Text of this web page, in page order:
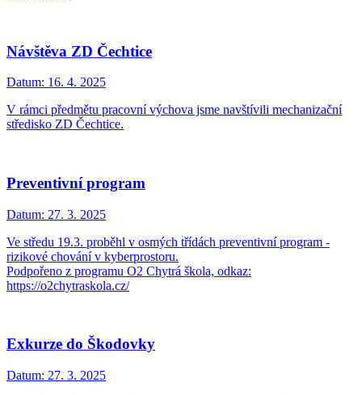
Návštěva ZD Čechtice
Datum: 16. 4. 2025
V rámci předmětu pracovní výchova jsme navštívili mechanizační
středisko ZD Čechtice.
Preventivní program
Datum: 27. 3. 2025
Ve středu 19.3. proběhl v osmých třídách preventivní program -
rizikové chování v kyberprostoru.
Podpořeno z programu O2 Chytrá škola, odkaz:
https://o2chytraskola.cz/
Exkurze do Škodovky
Datum: 27. 3. 2025